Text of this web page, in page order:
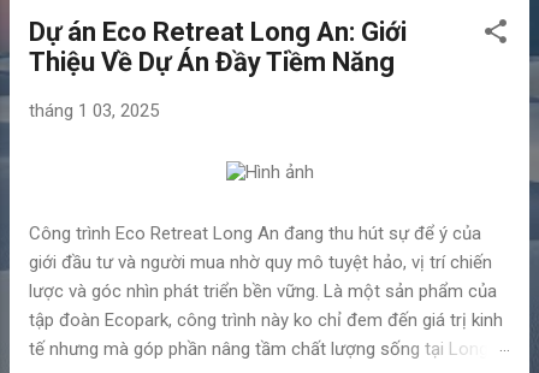
Dự án Eco Retreat Long An: Giới
Thiệu Về Dự Án Đầy Tiềm Năng
tháng 1 03, 2025
Công trình Eco Retreat Long An đang thu hút sự để ý của
giới đầu tư và người mua nhờ quy mô tuyệt hảo, vị trí chiến
lược và góc nhìn phát triển bền vững. Là một sản phẩm của
tập đoàn Ecopark, công trình này ko chỉ đem đến giá trị kinh
tế nhưng mà góp phần nâng tầm chất lượng sống tại Long